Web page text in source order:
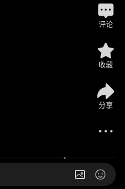
评论
收藏
分享